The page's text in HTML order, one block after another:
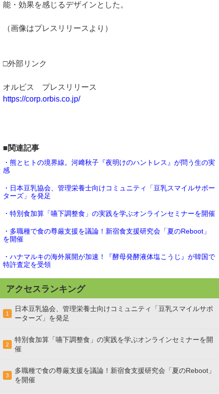
能・効果を感じるデザインとした。
（画像はプレスリリースより）
□外部リンク
オルビス プレスリリース
https://corp.orbis.co.jp/
■関連記事
・熊とヒトの境界線。河﨑秋子『夜明けのハントレス』が問う生の実
感
・日本豆乳協会、管理栄養士向けコミュニティ「豆乳スマイルサポー
ターズ」を発足
・特別食加算「嚥下調整食」の実践を学ぶオンラインセミナーを開催
・多職種で食の尊厳支援を議論！新宿食支援研究会「夏のReboot」
を開催
・ハナマルキの海外展開が加速！『酵母発酵液体塩こうじ』が韓国で
特許査定を受領
アクセスランキング
1
日本豆乳協会、管理栄養士向けコミュニティ「豆乳スマイルサポ
ーターズ」を発足
2
特別食加算「嚥下調整食」の実践を学ぶオンラインセミナーを開
催
3
多職種で食の尊厳支援を議論！新宿食支援研究会「夏のReboot」
を開催